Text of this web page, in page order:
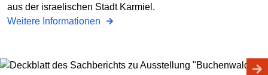
aus der israelischen Stadt Karmiel.
Weitere Informationen